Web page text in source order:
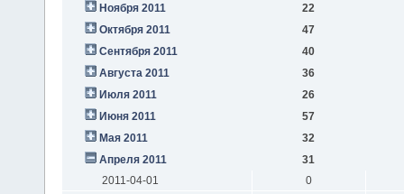
Ноября 2011
22
Октября 2011
47
Сентября 2011
40
Августа 2011
36
Июля 2011
26
Июня 2011
57
Мая 2011
32
Апреля 2011
31
2011-04-01
0